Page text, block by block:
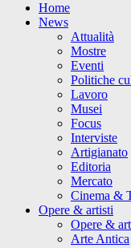
Home
News
Attualità
Mostre
Eventi
Politiche
Lavoro
Musei
Focus
Interviste
Artigianato
Editoria
Mercato
Cinema &
Opere & artisti
Opere &
Arte Antica